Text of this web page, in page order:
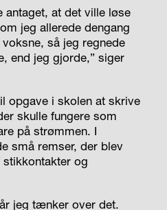
antaget, at det ville løse
jeg allerede dengang
så jeg regnede
end jeg gjorde,” siger
opgave i skolen at skrive
skulle fungere som
på strømmen. I
små remser, der blev
og
jeg tænker over det.